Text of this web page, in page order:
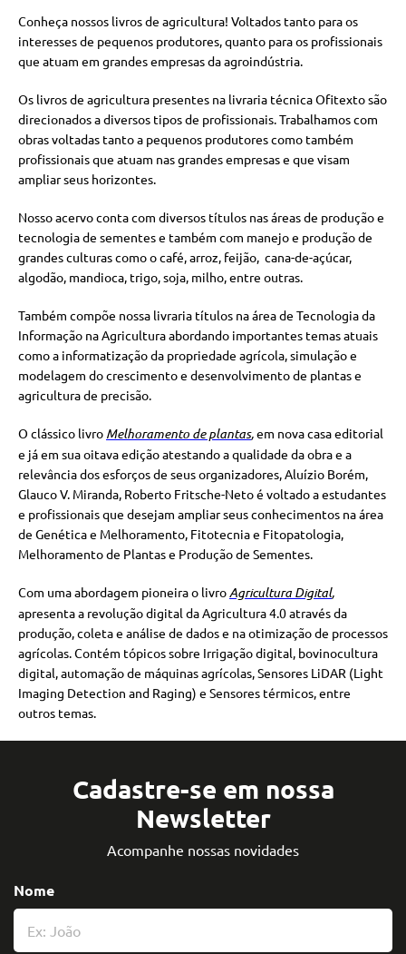
Conheça nossos livros de agricultura! Voltados tanto para os
interesses de pequenos produtores, quanto para os profissionais
que atuam em grandes empresas da agroindústria.
Os livros de agricultura presentes na livraria técnica Ofitexto são
direcionados a diversos tipos de profissionais. Trabalhamos com
obras voltadas tanto a pequenos produtores como também
profissionais que atuam nas grandes empresas e que visam
ampliar seus horizontes.
Nosso acervo conta com diversos títulos nas áreas de produção e
tecnologia de sementes e também com manejo e produção de
grandes culturas como o café, arroz, feijão, cana-de-açúcar,
algodão, mandioca, trigo, soja, milho, entre outras.
Também compõe nossa livraria títulos na área de Tecnologia da
Informação na Agricultura abordando importantes temas atuais
como a informatização da propriedade agrícola, simulação e
modelagem do crescimento e desenvolvimento de plantas e
agricultura de precisão.
O clássico livro Melhoramento de plantas,em nova casa editorial
e já em sua oitava edição atestando a qualidade da obra e a
relevância dos esforços de seus organizadores, Aluízio Borém,
Glauco V. Miranda, Roberto Fritsche-Neto é voltado a estudantes
e profissionais que desejam ampliar seus conhecimentos na área
de Genética e Melhoramento, Fitotecnia e Fitopatologia,
Melhoramento de Plantas e Produção de Sementes.
Com uma abordagem pioneira o livroAgricultura Digital,
apresenta a revolução digital da Agricultura 4.0 através da
produção, coleta e análise de dados e na otimização de processos
agrícolas. Contém tópicos sobre Irrigação digital, bovinocultura
digital, automação de máquinas agrícolas, Sensores LiDAR (Light
Imaging Detection and Raging) e Sensores térmicos, entre
outros temas.
Cadastre-se em nossa
Newsletter
Acompanhe nossas novidades
Nome